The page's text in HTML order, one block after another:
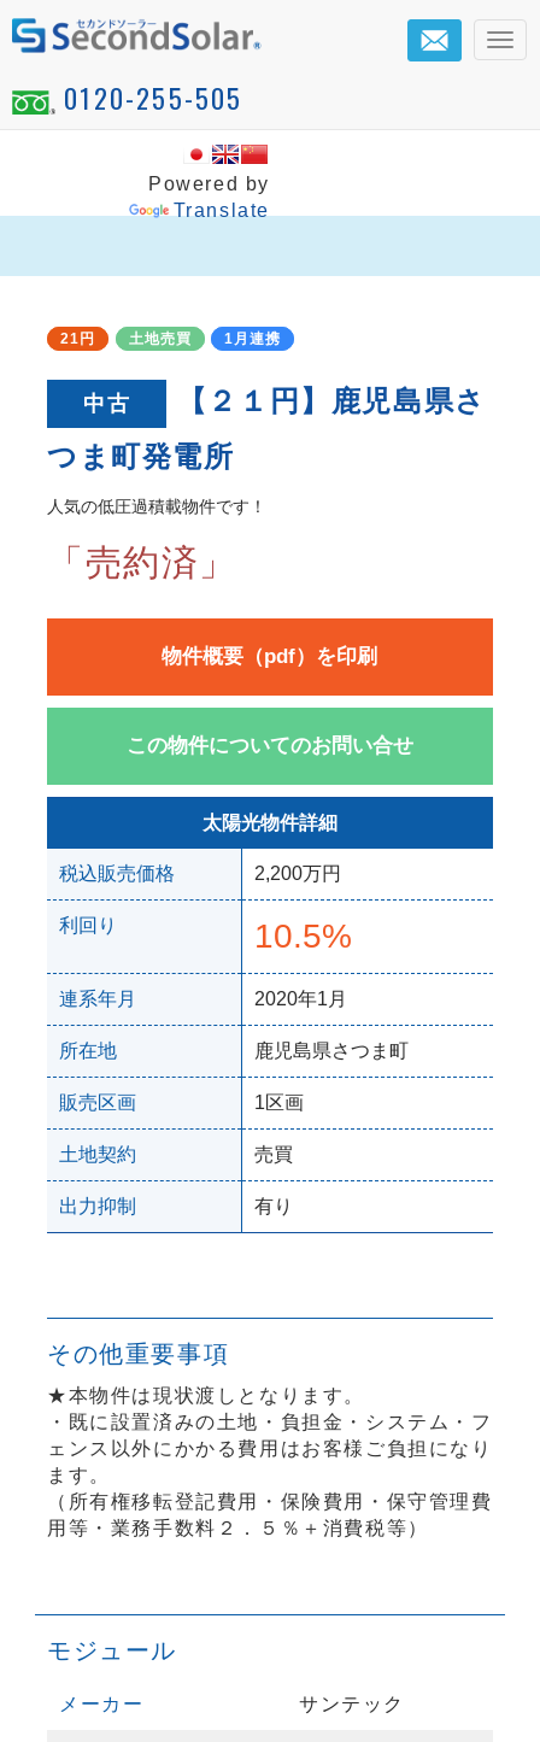
Powered by
Translate
メ
0120-255-505
21円 土地売買 1月連携
中古
【２１円】鹿児島県さ
つま町発電所
人気の低圧過積載物件です！
「売約済」
物件概要（pdf）を印刷
この物件についてのお問い合せ
太陽光物件詳細
税込販売価格 2,200万円
利回り 10.5%
連系年月 2020年1月
所在地 鹿児島県さつま町
販売区画 1区画
土地契約 売買
出力抑制 有り
その他重要事項
★本物件は現状渡しとなります。
・既に設置済みの土地・負担金・システム・フ
ェンス以外にかかる費用はお客様ご負担になり
ます。
（所有権移転登記費用・保険費用・保守管理費
用等・業務手数料２．５％＋消費税等）
モジュール
メーカー サンテック